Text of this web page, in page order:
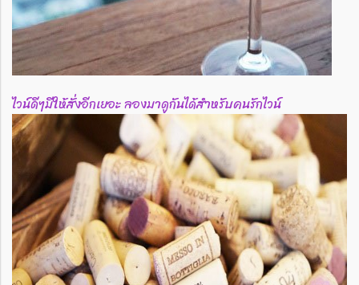
ไวน์ดีๆมีให้สั่งอีกเยอะ ลองมาดูกันได้สำหรับคนรักไวน์